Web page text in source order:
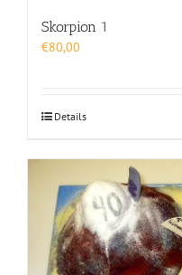
Skorpion 1
€80,00
Details